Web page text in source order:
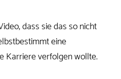
dass sie das so nicht
eine
Karriere verfolgen wollte.